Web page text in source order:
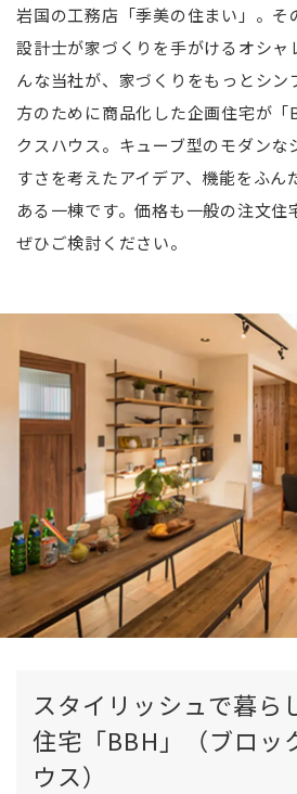
岩国の工務店「季美の住まい」。そ
設計士が家づくりを手がけるオシャ
んな当社が、家づくりをもっとシン
方のために商品化した企画住宅が
クスハウス。キューブ型のモダンな
すさを考えたアイデア、機能をふん
ある一棟です。価格も一般の注文住
ぜひご検討ください。
スタイリッシュで暮ら
住宅「BBH」（ブロッ
ウス）